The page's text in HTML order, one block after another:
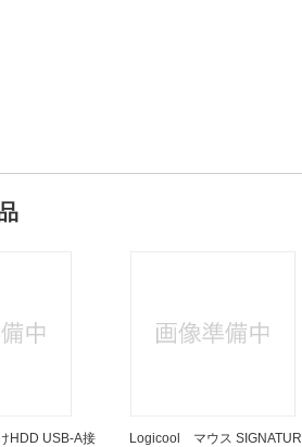
HDD USB-A接
Logicool マウス